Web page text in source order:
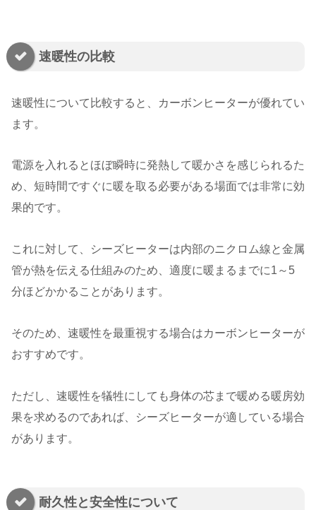
速暖性の比較
速暖性について比較すると、カーボンヒーターが優れてい
ます。
電源を入れるとほぼ瞬時に発熱して暖かさを感じられるた
め、短時間ですぐに暖を取る必要がある場面では非常に効
果的です。
これに対して、シーズヒーターは内部のニクロム線と金属
管が熱を伝える仕組みのため、適度に暖まるまでに1～5
分ほどかかることがあります。
そのため、速暖性を最重視する場合はカーボンヒーターが
おすすめです。
ただし、速暖性を犠牲にしても身体の芯まで暖める暖房効
果を求めるのであれば、シーズヒーターが適している場合
があります。
耐久性と安全性について